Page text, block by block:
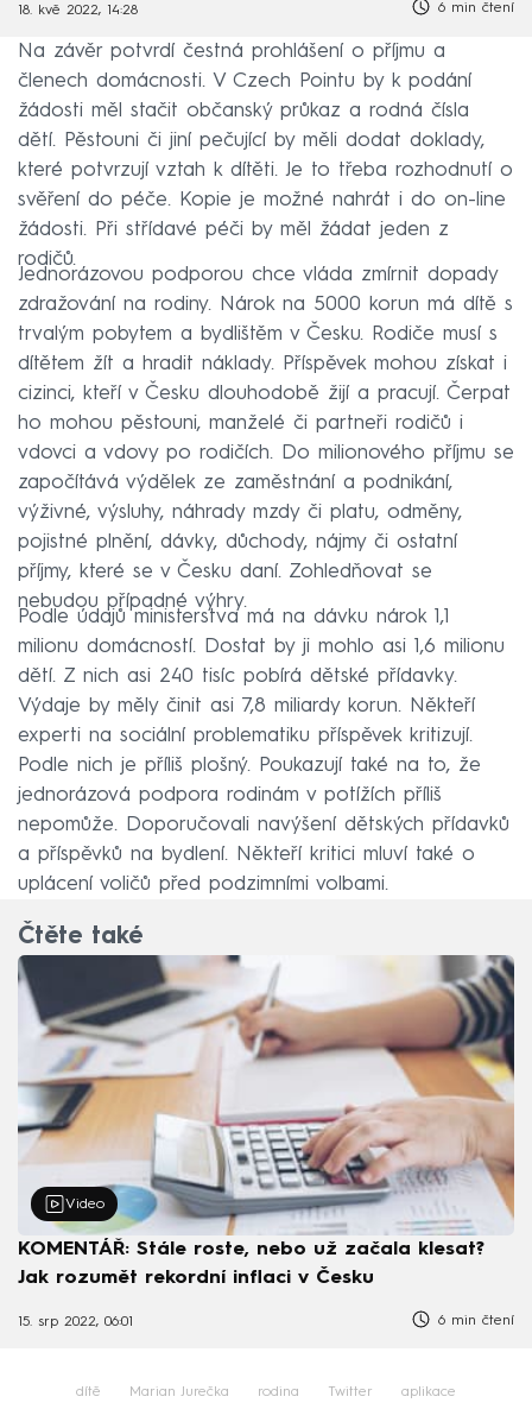
18. kvě 2022, 14:28 6 min čtení
Na závěr potvrdí čestná prohlášení o příjmu a
členech domácnosti. V Czech Pointu by k podání
žádosti měl stačit občanský průkaz a rodná čísla
dětí. Pěstouni či jiní pečující by měli dodat doklady,
které potvrzují vztah k dítěti. Je to třeba rozhodnutí o
svěření do péče. Kopie je možné nahrát i do on-line
žádosti. Při střídavé péči by měl žádat jeden z
rodičů.
Jednorázovou podporou chce vláda zmírnit dopady
zdražování na rodiny. Nárok na 5000 korun má dítě s
trvalým pobytem a bydlištěm v Česku. Rodiče musí s
dítětem žít a hradit náklady. Příspěvek mohou získat i
cizinci, kteří v Česku dlouhodobě žijí a pracují. Čerpat
ho mohou pěstouni, manželé či partneři rodičů i
vdovci a vdovy po rodičích. Do milionového příjmu se
započítává výdělek ze zaměstnání a podnikání,
výživné, výsluhy, náhrady mzdy či platu, odměny,
pojistné plnění, dávky, důchody, nájmy či ostatní
příjmy, které se v Česku daní. Zohledňovat se
nebudou případné výhry.
Podle údajů ministerstva má na dávku nárok 1,1
milionu domácností. Dostat by ji mohlo asi 1,6 milionu
dětí. Z nich asi 240 tisíc pobírá dětské přídavky.
Výdaje by měly činit asi 7,8 miliardy korun. Někteří
experti na sociální problematiku příspěvek kritizují.
Podle nich je příliš plošný. Poukazují také na to, že
jednorázová podpora rodinám v potížích příliš
nepomůže. Doporučovali navýšení dětských přídavků
a příspěvků na bydlení. Někteří kritici mluví také o
uplácení voličů před podzimními volbami.
Čtěte také
Video
KOMENTÁŘ: Stále roste, nebo už začala klesat?
Jak rozumět rekordní inflaci v Česku
15. srp 2022, 06:01 6 min čtení
dítě Marian Jurečka rodina Twitter aplikace